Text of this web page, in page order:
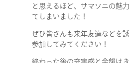
と思えるほど、サマソニの魅
てしまいました！
ぜひ皆さんも来年友達などを
参加してみてください！
終わった後の充実感と余韻は